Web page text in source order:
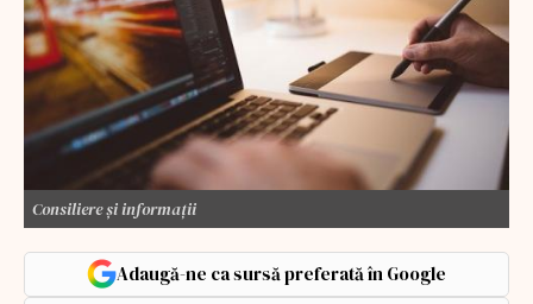
Consiliere și informații
Adaugă-ne ca sursă preferată în Google